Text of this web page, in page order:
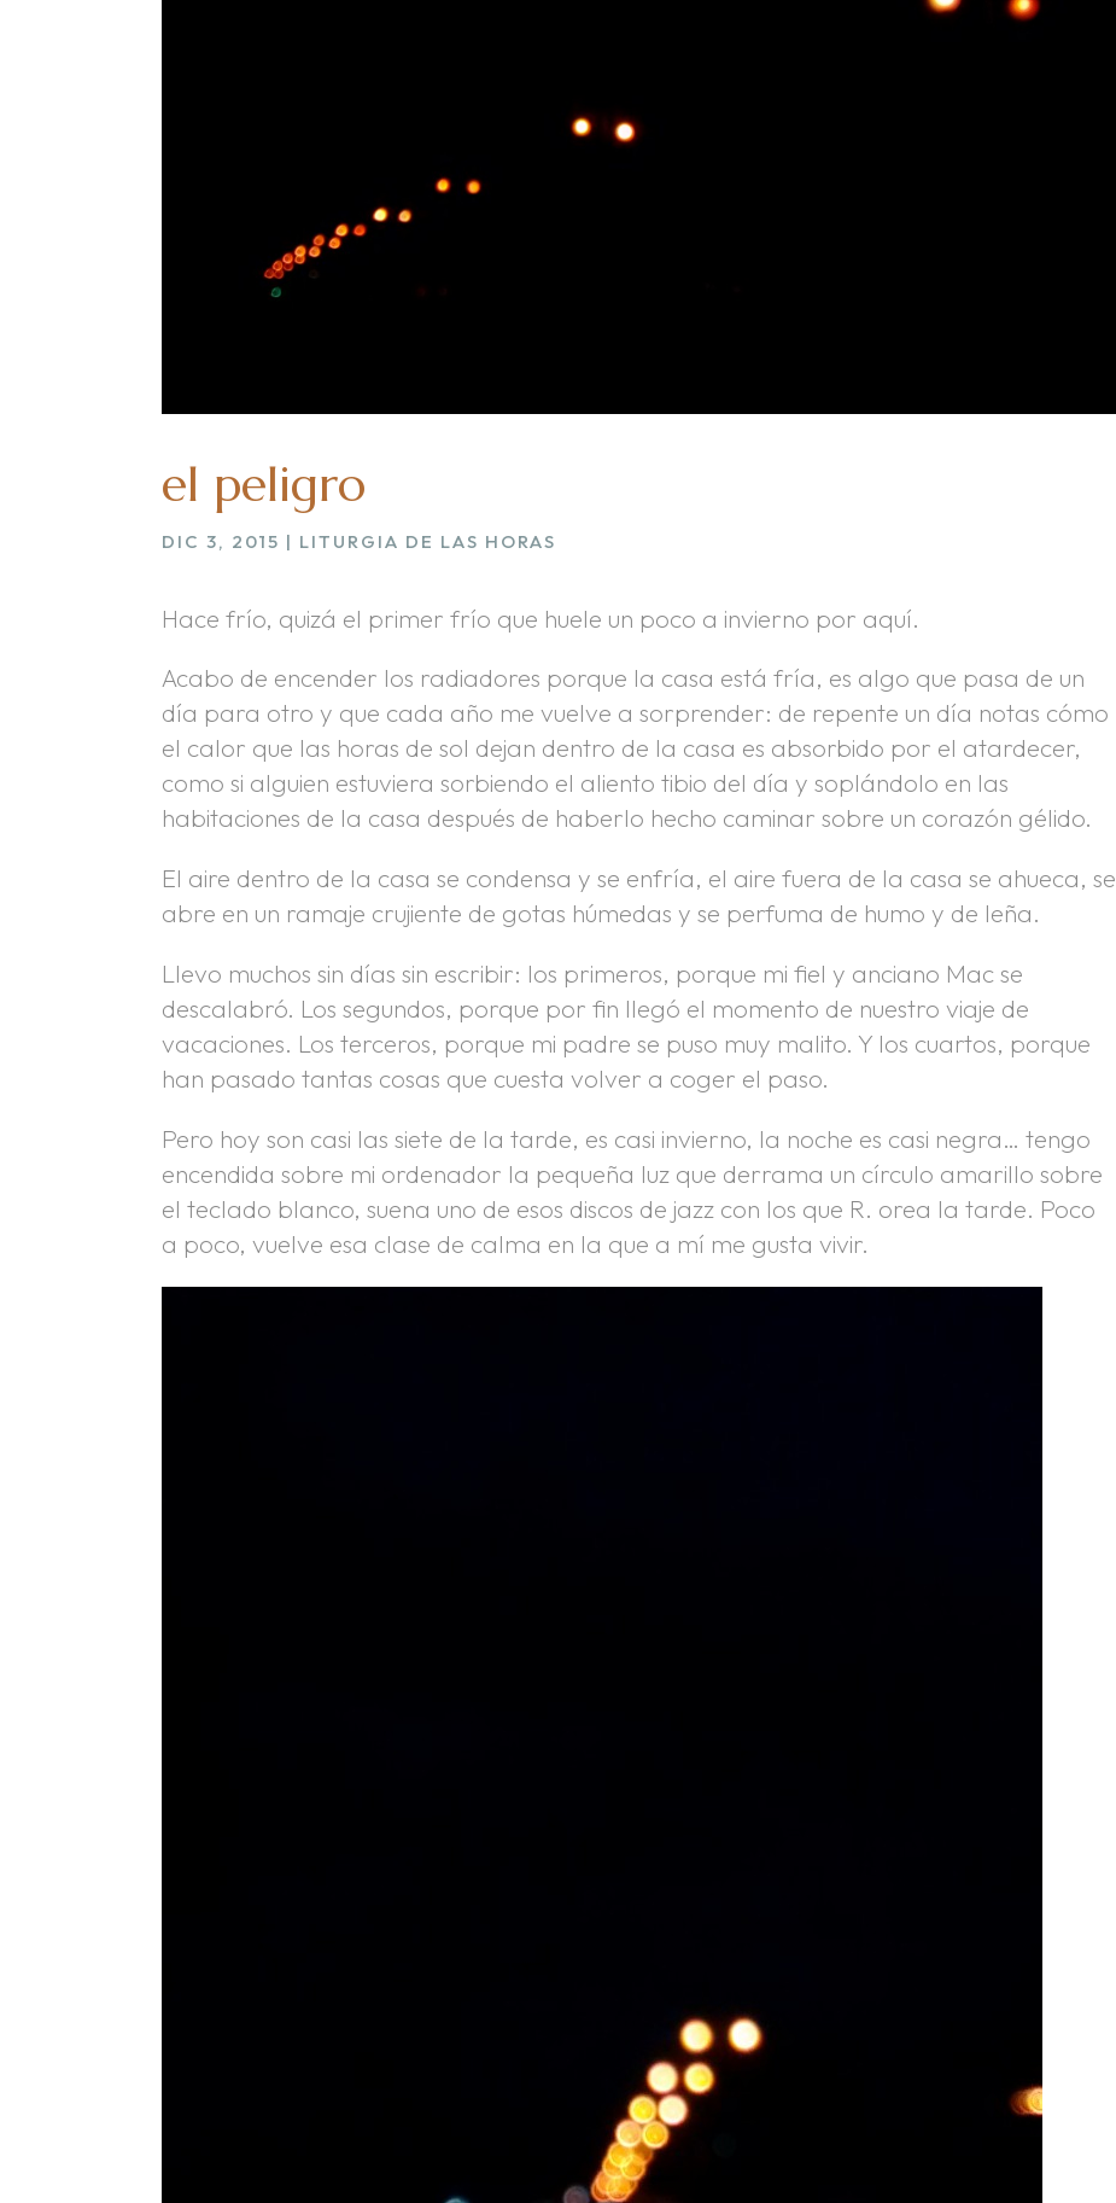
el peligro
DIC 3, 2015 | LITURGIA DE LAS HORAS
Hace frío, quizá el primer frío que huele un poco a invierno por aquí.
Acabo de encender los radiadores porque la casa está fría, es algo que pasa de un
día para otro y que cada año me vuelve a sorprender: de repente un día notas cómo
el calor que las horas de sol dejan dentro de la casa es absorbido por el atardecer,
como si alguien estuviera sorbiendo el aliento tibio del día y soplándolo en las
habitaciones de la casa después de haberlo hecho caminar sobre un corazón gélido.
El aire dentro de la casa se condensa y se enfría, el aire fuera de la casa se ahueca, se
abre en un ramaje crujiente de gotas húmedas y se perfuma de humo y de leña.
Llevo muchos sin días sin escribir: los primeros, porque mi fiel y anciano Mac se
descalabró. Los segundos, porque por fin llegó el momento de nuestro viaje de
vacaciones. Los terceros, porque mi padre se puso muy malito. Y los cuartos, porque
han pasado tantas cosas que cuesta volver a coger el paso.
Pero hoy son casi las siete de la tarde, es casi invierno, la noche es casi negra… tengo
encendida sobre mi ordenador la pequeña luz que derrama un círculo amarillo sobre
el teclado blanco, suena uno de esos discos de jazz con los que R. orea la tarde. Poco
a poco, vuelve esa clase de calma en la que a mí me gusta vivir.